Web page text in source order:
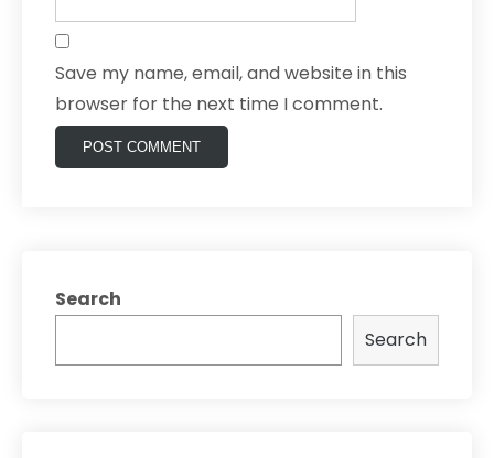
Save my name, email, and website in this
browser for the next time I comment.
Search
Search